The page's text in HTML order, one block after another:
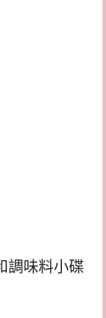
調味料小碟